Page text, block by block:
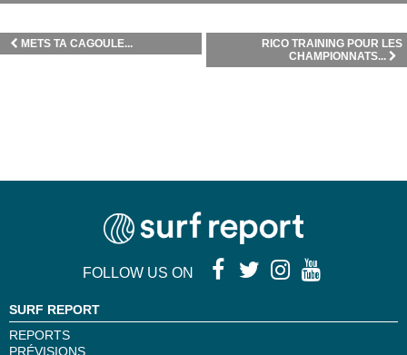
RICO TRAINING POUR LES
CHAMPIONNATS...
METS TA CAGOULE...
FOLLOW US ON
SURF REPORT
REPORTS
PRÉVISIONS